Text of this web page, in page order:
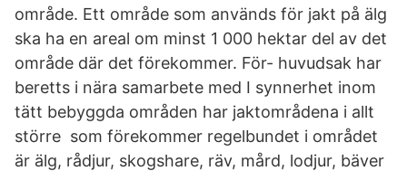
område. Ett område som används för jakt på älg
ska ha en areal om minst 1 000 hektar del av det
område där det förekommer. För- huvudsak har
beretts i nära samarbete med I synnerhet inom
tätt bebyggda områden har jaktområdena i allt
större som förekommer regelbundet i området
är älg, rådjur, skogshare, räv, mård, lodjur, bäver